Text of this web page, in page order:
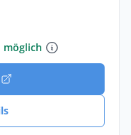
möglich